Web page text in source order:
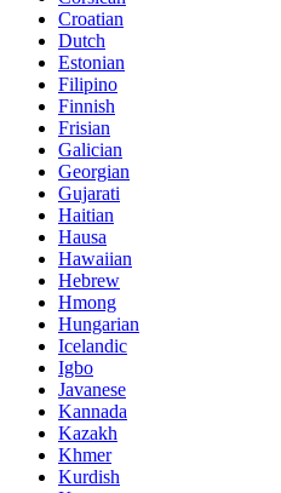
Croatian
Dutch
Estonian
Filipino
Finnish
Frisian
Galician
Georgian
Gujarati
Haitian
Hausa
Hawaiian
Hebrew
Hmong
Hungarian
Icelandic
Igbo
Javanese
Kannada
Kazakh
Khmer
Kurdish